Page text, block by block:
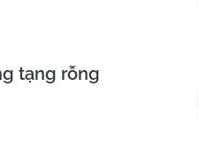
tạng rỗng